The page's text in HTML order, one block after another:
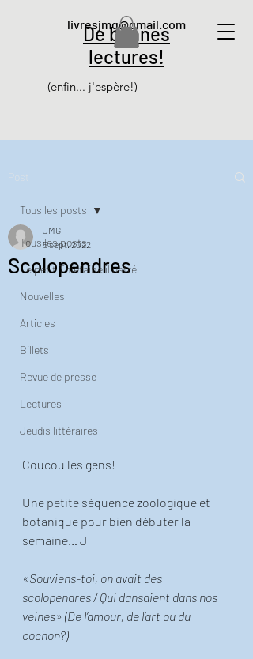
De bonnes
lectures!
(enfin... j'espère!)
livresjmg@gmail.com
Tous les posts
Le petit Thiéfaine illustré
Nouvelles
Articles
Billets
Revue de presse
Lectures
Jeudis littéraires
Tous les posts
Scolopendres
JMG
5 sept. 2022
Coucou les gens!
Une petite séquence zoologique et
botanique pour bien débuter la
semaine… J
«Souviens-toi, on avait des
scolopendres / Qui dansaient dans nos
veines» (De l’amour, de l’art ou du
cochon?)